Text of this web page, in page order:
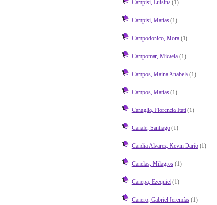
Campisi, Luisina(1)
Campisi, Matías(1)
Campodonico, Mora(1)
Campomar, Micaela(1)
Campos, Maina Anabela(1)
Campos, Matías(1)
Canaglia, Florencia Itatí(1)
Canale, Santiago(1)
Candia Alvarez, Kevin Darío(1)
Canelas, Milagros(1)
Canepa, Ezequiel(1)
Canero, Gabriel Jeremías(1)